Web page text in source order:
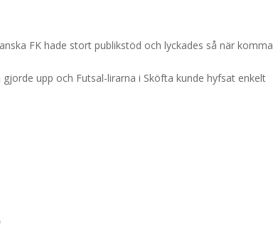
FK hade stort publikstöd och lyckades så när komma
upp och Futsal-lirarna i Sköfta kunde hyfsat enkelt